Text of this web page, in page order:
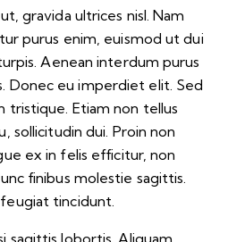
gravida ultrices nisl. Nam
purus enim, euismod ut dui
Aenean interdum purus
Donec eu imperdiet elit. Sed
tristique. Etiam non tellus
sollicitudin dui. Proin non
ex in felis efficitur, non
finibus molestie sagittis.
tincidunt.
sagittis lobortis. Aliquam